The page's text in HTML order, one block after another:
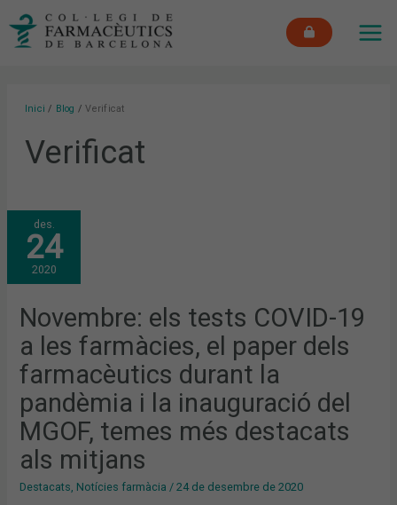
Inici Blog Verificat
Verificat
des.
24
2020
Novembre: els tests COVID-19
a les farmàcies, el paper dels
farmacèutics durant la
pandèmia i la inauguració del
MGOF, temes més destacats
als mitjans
Destacats Notícies farmàcia /24 de desembre de 2020
NOVEMBRE:
ELS
TESTS
COVID-
19
A
LES
PAPER
DELS
FARMACÈUTICS
DURANT
PANDÈMIA
I
LA
INAUGURACIÓ
DEL
MGOF,
MÉS
DESTACATS
ALS
MITJANS